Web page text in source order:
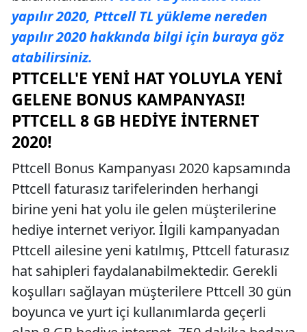
yapılır 2020, Pttcell TL yükleme nereden
yapılır 2020 hakkında bilgi için buraya göz
atabilirsiniz.
PTTCELL'E YENI HAT YOLUYLA YENI
GELENE BONUS KAMPANYASI!
PTTCELL 8 GB HEDIYE İNTERNET
2020!
Pttcell Bonus Kampanyası 2020 kapsamında
Pttcell faturasız tarifelerinden herhangi
birine yeni hat yolu ile gelen müşterilerine
hediye internet veriyor. İlgili kampanyadan
Pttcell ailesine yeni katılmış, Pttcell faturasız
hat sahipleri faydalanabilmektedir. Gerekli
koşulları sağlayan müşterilere Pttcell 30 gün
boyunca ve yurt içi kullanımlarda geçerli